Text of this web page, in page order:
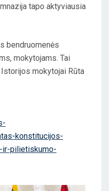
tapo aktyviausia
bendruomenės
mokytojams. Tai
mokytojai Rūta
konstitucijos-
ir-pilietiskumo-